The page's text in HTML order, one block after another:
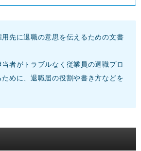
先に退職の意思を伝えるための文書
者がトラブルなく従業員の退職プロ
めに、退職届の役割や書き方などを